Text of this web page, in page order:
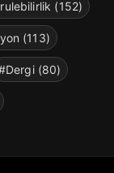
(152)
(113)
(80)